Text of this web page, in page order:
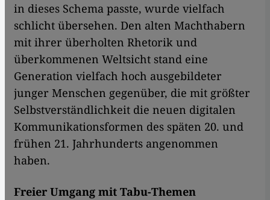
in dieses Schema passte, wurde vielfach
schlicht übersehen. Den alten Machthabern
mit ihrer überholten Rhetorik und
überkommenen Weltsicht stand eine
Generation vielfach hoch ausgebildeter
junger Menschen gegenüber, die mit größter
Selbstverständlichkeit die neuen digitalen
Kommunikationsformen des späten 20. und
frühen 21. Jahrhunderts angenommen
haben.
Freier Umgang mit Tabu-Themen